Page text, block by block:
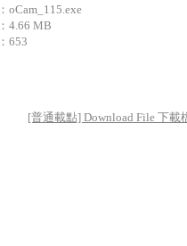
oCam_115.exe
4.66 MB
653
[普通載點] Download File 下載